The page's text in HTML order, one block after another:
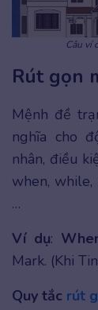
Câu ví
Rút gọn
Mệnh đề
nghĩa cho
nhân, điều
when, while,
…
Ví dụ:
Mark. (Khi
Quy tắc rút